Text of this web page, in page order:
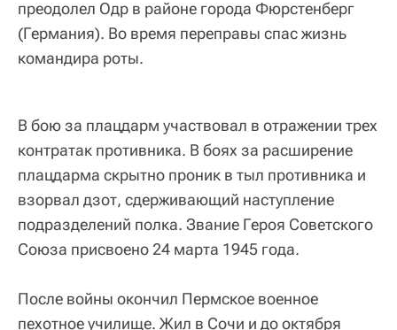
преодолел Одр в районе города Фюрстенберг
(Германия). Во время переправы спас жизнь
командира роты.
В бою за плацдарм участвовал в отражении трех
контратак противника. В боях за расширение
плацдарма скрытно проник в тыл противника и
взорвал дзот, сдерживающий наступление
подразделений полка. Звание Героя Советского
Союза присвоено 24 марта 1945 года.
После войны окончил Пермское военное
пехотное училище. Жил в Сочи и до октября